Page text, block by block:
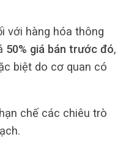
với hàng hóa thông
50% giá bán trước đó,
biệt do cơ quan có
chế các chiêu trò